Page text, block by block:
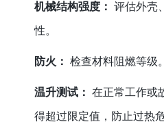
机械结构强度： 评估外壳
性。
防火： 检查材料阻燃等级。
温升测试： 在正常工作或
得超过限定值，防止过热危